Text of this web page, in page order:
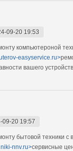
09-20 19:53
компьютероной
easyservice.ru>
вашего
09-20 19:57
бытовой техники с
nnv.ru>сервисные